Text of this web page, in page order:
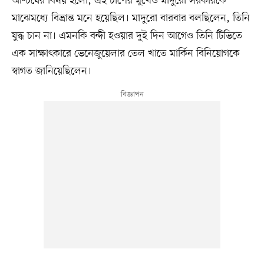
মাঝেমধ্যে বিভ্রান্ত মনে হয়েছিল। মাদুরো বারবার বলছিলেন, তিনি
যুদ্ধ চান না। এমনকি বন্দী হওয়ার দুই দিন আগেও তিনি টিভিতে
এক সাক্ষাৎকারে ভেনেজুয়েলার তেল খাতে মার্কিন বিনিয়োগকে
স্বাগত জানিয়েছিলেন।